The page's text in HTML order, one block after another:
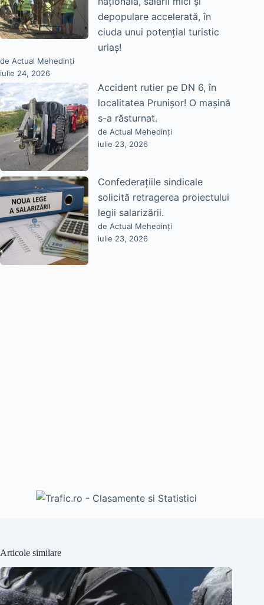
depopulare accelerată, în
ciuda unui potențial turistic
uriaș!
de Actual Mehedinți
iulie 24, 2026
Accident rutier pe DN 6, în
localitatea Prunișor! O mașină
s-a răsturnat.
de Actual Mehedinți
iulie 23, 2026
Confederațiile sindicale
solicită retragerea proiectului
legii salarizării.
de Actual Mehedinți
iulie 23, 2026
Articole similare